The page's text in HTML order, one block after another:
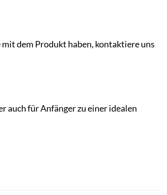
dem Produkt haben, kontaktiere uns
auch für Anfänger zu einer idealen